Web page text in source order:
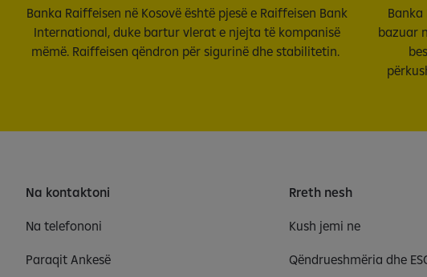
Banka Raiffeisen në Kosovë është pjesë e Raiffeisen Bank
International, duke bartur vlerat e njejta të kompanisë
mëmë. Raiffeisen qëndron për sigurinë dhe stabilitetin.
Banka
bazuar
Na kontaktoni
Na telefononi
Paraqit Ankesë
Rreth nesh
Kush jemi ne
Qëndrueshmëria dhe